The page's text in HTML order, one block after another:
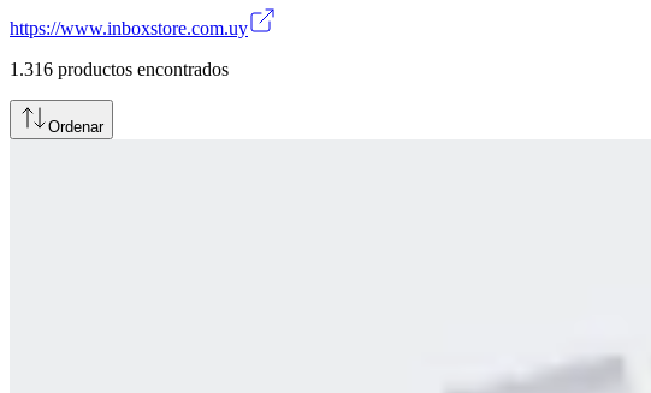
https://www.inboxstore.com.uy
1.316 productos encontrados
Ordenar